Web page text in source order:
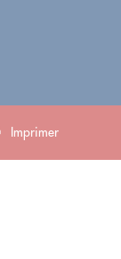
Imprimer